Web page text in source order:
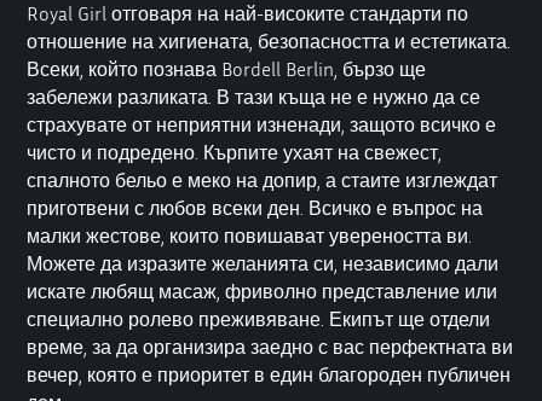
Royal Girl отговаря на най-високите стандарти по
отношение на хигиената, безопасността и естетиката.
Всеки, който познава Bordell Berlin, бързо ще
забележи разликата. В тази къща не е нужно да се
страхувате от неприятни изненади, защото всичко е
чисто и подредено. Кърпите ухаят на свежест,
спалното бельо е меко на допир, а стаите изглеждат
приготвени с любов всеки ден. Всичко е въпрос на
малки жестове, които повишават увереността ви.
Можете да изразите желанията си, независимо дали
искате любящ масаж, фриволно представление или
специално ролево преживяване. Екипът ще отдели
време, за да организира заедно с вас перфектната ви
вечер, която е приоритет в един благороден публичен